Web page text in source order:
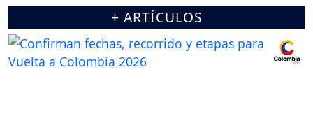
+ ARTÍCULOS